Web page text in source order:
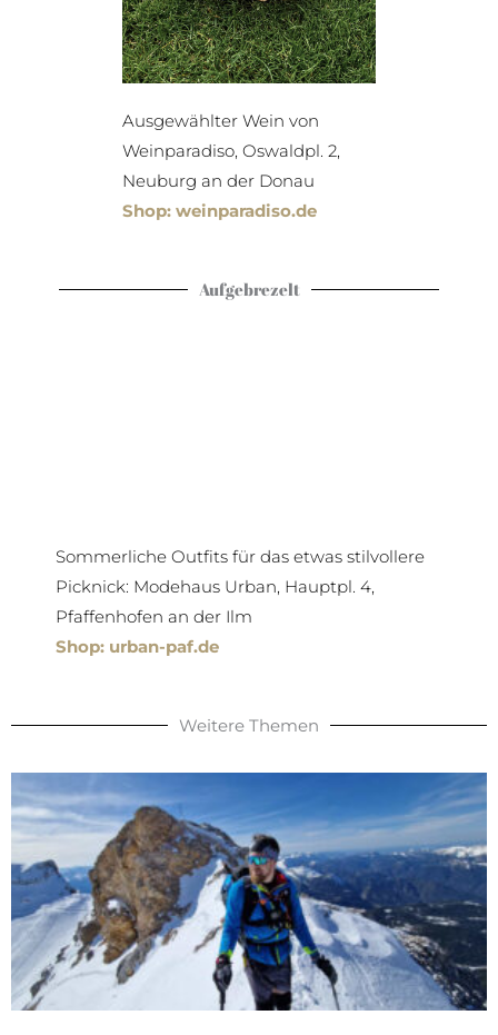
Ausgewählter Wein von
Weinparadiso, Oswaldpl. 2,
Neuburg an der Donau
Shop: weinparadiso.de
Aufgebrezelt
Sommerliche Outfits für das etwas stilvollere
Picknick: Modehaus Urban, Hauptpl. 4,
Pfaffenhofen an der Ilm
Shop: urban-paf.de
Weitere Themen